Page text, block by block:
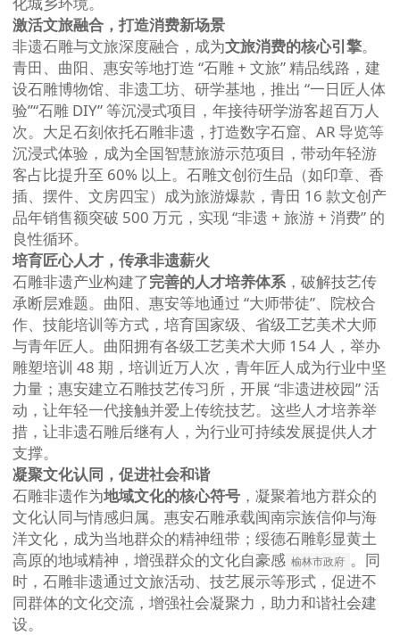
激活文旅融合，打造消费新场景
非遗石雕与文旅深度融合，成为文旅消费的核心引擎。
青田、曲阳、惠安等地打造 “石雕 + 文旅” 精品线路，建
设石雕博物馆、非遗工坊、研学基地，推出 “一日匠人体
验”“石雕 DIY” 等沉浸式项目，年接待研学游客超百万人
次。大足石刻依托石雕非遗，打造数字石窟、AR 导览等
沉浸式体验，成为全国智慧旅游示范项目，带动年轻游
客占比提升至 60% 以上。石雕文创衍生品（如印章、香
插、摆件、文房四宝）成为旅游爆款，青田 16 款文创产
品年销售额突破 500 万元，实现 “非遗 + 旅游 + 消费” 的
良性循环。
培育匠心人才，传承非遗薪火
石雕非遗产业构建了完善的人才培养体系，破解技艺传
承断层难题。曲阳、惠安等地通过 “大师带徒”、院校合
作、技能培训等方式，培育国家级、省级工艺美术大师
与青年匠人。曲阳拥有各级工艺美术大师 154 人，举办
雕塑培训 48 期，培训近万人次，青年匠人成为行业中坚
力量；惠安建立石雕技艺传习所，开展 “非遗进校园” 活
动，让年轻一代接触并爱上传统技艺。这些人才培养举
措，让非遗石雕后继有人，为行业可持续发展提供人才
支撑。
凝聚文化认同，促进社会和谐
石雕非遗作为地域文化的核心符号 ，凝聚着地方群众的
文化认同与情感归属。惠安石雕承载闽南宗族信仰与海
洋文化，成为当地群众的精神纽带；绥德石雕彰显黄土
高原的地域精神，增强群众的文化自豪感 榆林市政府 。同
时，石雕非遗通过文旅活动、技艺展示等形式，促进不
同群体的文化交流，增强社会凝聚力，助力和谐社会建
设。